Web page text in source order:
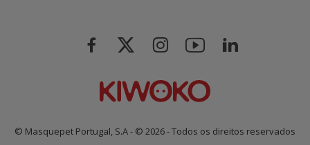
© Masquepet Portugal, S.A - © 2026 - Todos os direitos reservados